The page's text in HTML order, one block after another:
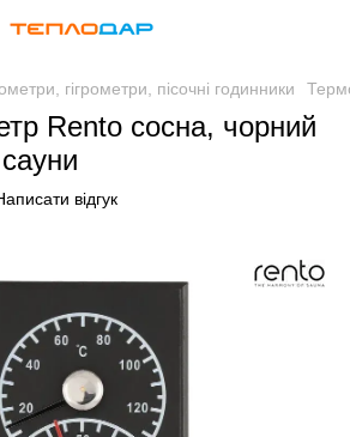
гігрометри, пісочні годинники
Rento сосна, чорний
відгук